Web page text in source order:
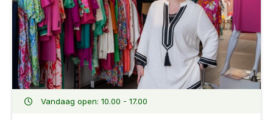
Vandaag open: 10.00 - 17.00